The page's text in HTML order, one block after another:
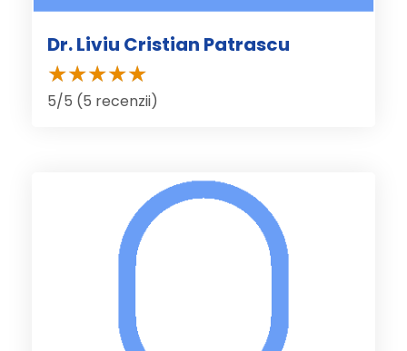
Dr. Liviu Cristian Patrascu
5/5 (5 recenzii)